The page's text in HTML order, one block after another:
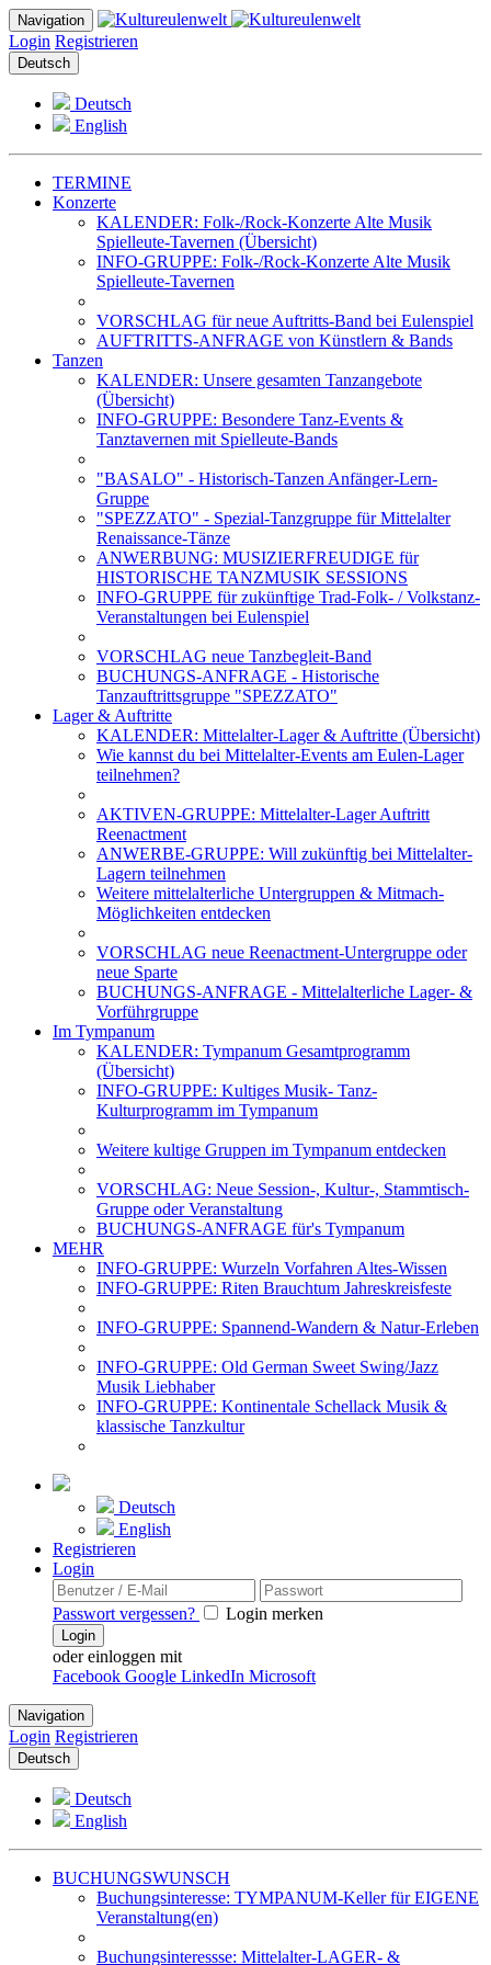
Navigation
Login Registrieren
Deutsch
Deutsch
English
TERMINE
Konzerte
KALENDER: Folk-/Rock-Konzerte Alte Musik
Spielleute-Tavernen (Übersicht)
INFO-GRUPPE: Folk-/Rock-Konzerte Alte Musik
Spielleute-Tavernen
VORSCHLAG für neue Auftritts-Band bei Eulenspiel
AUFTRITTS-ANFRAGE von Künstlern & Bands
Tanzen
KALENDER: Unsere gesamten Tanzangebote
(Übersicht)
INFO-GRUPPE: Besondere Tanz-Events &
Tanztavernen mit Spielleute-Bands
"BASALO" - Historisch-Tanzen Anfänger-Lern-
Gruppe
"SPEZZATO" - Spezial-Tanzgruppe für Mittelalter
Renaissance-Tänze
ANWERBUNG: MUSIZIERFREUDIGE für
HISTORISCHE TANZMUSIK SESSIONS
INFO-GRUPPE für zukünftige Trad-Folk- / Volkstanz-
Veranstaltungen bei Eulenspiel
VORSCHLAG neue Tanzbegleit-Band
BUCHUNGS-ANFRAGE - Historische
Tanzauftrittsgruppe "SPEZZATO"
Lager & Auftritte
KALENDER: Mittelalter-Lager & Auftritte (Übersicht)
Wie kannst du bei Mittelalter-Events am Eulen-Lager
teilnehmen?
AKTIVEN-GRUPPE: Mittelalter-Lager Auftritt
Reenactment
ANWERBE-GRUPPE: Will zukünftig bei Mittelalter-
Lagern teilnehmen
Weitere mittelalterliche Untergruppen & Mitmach-
Möglichkeiten entdecken
VORSCHLAG neue Reenactment-Untergruppe oder
neue Sparte
BUCHUNGS-ANFRAGE - Mittelalterliche Lager- &
Vorführgruppe
Im Tympanum
KALENDER: Tympanum Gesamtprogramm
(Übersicht)
INFO-GRUPPE: Kultiges Musik- Tanz-
Kulturprogramm im Tympanum
Weitere kultige Gruppen im Tympanum entdecken
VORSCHLAG: Neue Session-, Kultur-, Stammtisch-
Gruppe oder Veranstaltung
BUCHUNGS-ANFRAGE für's Tympanum
MEHR
INFO-GRUPPE: Wurzeln Vorfahren Altes-Wissen
INFO-GRUPPE: Riten Brauchtum Jahreskreisfeste
INFO-GRUPPE: Spannend-Wandern & Natur-Erleben
INFO-GRUPPE: Old German Sweet Swing/Jazz
Musik Liebhaber
INFO-GRUPPE: Kontinentale Schellack Musik &
klassische Tanzkultur
Deutsch
English
Registrieren
Login
Passwort vergessen? Login merken
Login
oder einloggen mit
Facebook Google LinkedIn Microsoft
Navigation
Login Registrieren
Deutsch
Deutsch
English
BUCHUNGSWUNSCH
Buchungsinteresse: TYMPANUM-Keller für EIGENE
Veranstaltung(en)
Buchungsinteressse: Mittelalter-LAGER- &